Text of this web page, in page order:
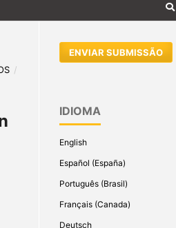
/
ENVIAR SUBMISSÃO
IDIOMA
English
Español (España)
Português (Brasil)
Français (Canada)
Deutsch